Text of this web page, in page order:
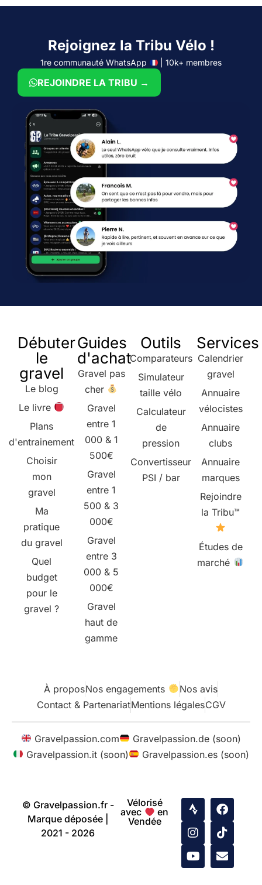
Rejoignez la Tribu Vélo !
1re communauté WhatsApp | 10k+ membres
REJOINDRE LA TRIBU →
Débuter
le
gravel
Le blog
Le livre
Plans
d'entrainement
Choisir
mon
gravel
Ma
pratique
du gravel
Quel
budget
pour le
gravel ?
Guides
d'achat
Gravel pas
cher
Gravel
entre 1
000 & 1
500€
Gravel
entre 1
500 & 3
000€
Gravel
entre 3
000 & 5
000€
Gravel
haut de
gamme
Outils
Comparateurs
Simulateur
taille vélo
Calculateur
de
pression
Convertisseur
PSI / bar
Services
Calendrier
gravel
Annuaire
vélocistes
Annuaire
clubs
Annuaire
marques
Rejoindre
la Tribu™
Études de
marché
À proposNos engagements
Nos avis
Contact & PartenariatMentions légalesCGV
Gravelpassion.com
Gravelpassion.de (soon)
Gravelpassion.it (soon)
Gravelpassion.es (soon)
© Gravelpassion.fr -
Marque déposée |
2021 - 2026
Vélorisé
avec
en
Vendée